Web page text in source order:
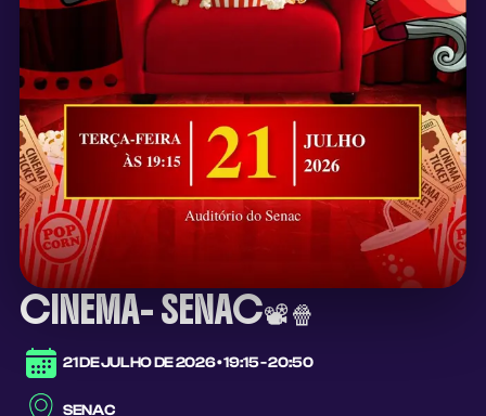
CINEMA- SENAC📽️🍿
21 DE JULHO DE 2026•19:15 - 20:50
SENAC